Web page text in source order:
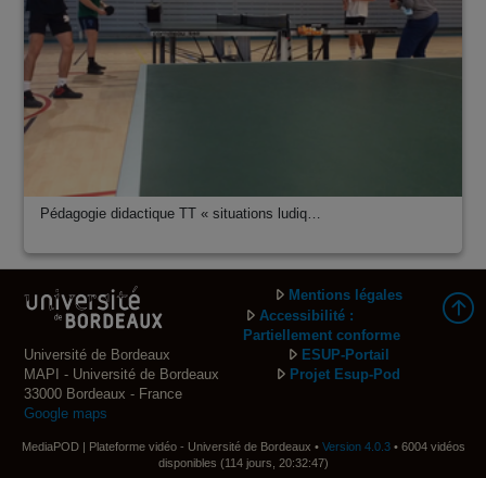
Pédagogie didactique TT « situations ludiq…
Université de Bordeaux
MAPI - Université de Bordeaux
33000 Bordeaux - France
Google maps
Mentions légales
Accessibilité :
Partiellement conforme
ESUP-Portail
Projet Esup-Pod
MediaPOD | Plateforme vidéo - Université de Bordeaux • Version 4.0.3• 6004 vidéos
disponibles (114 jours, 20:32:47)